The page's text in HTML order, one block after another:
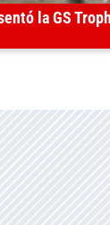
la GS